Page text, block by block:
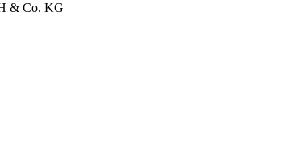
& Co. KG